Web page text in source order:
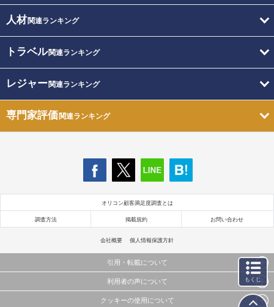
人材関連ランキング
トラベル関連ランキング
レジャー関連ランキング
専門家評価関連ランキング
オリコン顧客満足度調査とは
調査方法 掲載規約 お問い合わせ
会社概要 個人情報保護方針
引用・転載について
当サイトで公開されている情報（文字、写真、イラスト、画像データ等）及びこれらの配置・
これらの情報を権利者の許可なく無断転載・複製などの二次利用を行うことは固く禁じており
利用者の声について
当サイトに掲載している内容はすべてサービスの利用者が提出された見解・感想です。
クッキーの使用について
もくじ